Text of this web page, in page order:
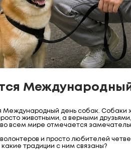
Международный день собак. Собаки
животными, а верными
всем мире отмечается
и просто любителей
традиции с ним связаны?